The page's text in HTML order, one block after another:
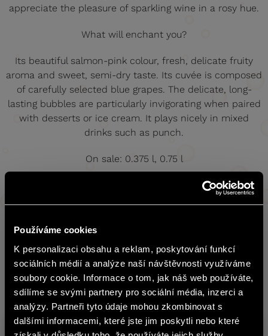
Používáme cookies
K personalizaci obsahu a reklam, poskytování funkcí
sociálních médií a analýze naší návštěvnosti využíváme
soubory cookie. Informace o tom, jak náš web používáte,
sdílíme se svými partnery pro sociální média, inzerci a
analýzy. Partneři tyto údaje mohou zkombinovat s
dalšími informacemi, které jste jim poskytli nebo které
appreciate the pleasure of sparkling wine in a rosy hue.
What will enchant you?
Its beautiful salmon-pink colour, fresh, delicate fruity
aroma and sweet, semi-dry taste. Its cuvée is composed
of carefully selected blue grapes. The delicate, long-
lasting bubbles are particularly invigorating when paired
with desserts or ice cream. It plays nicely in mixed
drinks such as punch.
On sale: 0.375 l, 0.75 l
Recommended serving temperature
Sugar (g/l) Alcohol (% obj.)
Acids (g/l)
38
11 5.5
Warehouse
čeština
The content of BOHEMIA SEKT website
is not suitable for people under 18
years of age.